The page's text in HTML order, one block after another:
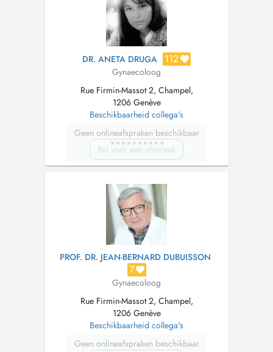
DR. ANETA DRUGA 112
Gynaecoloog
Rue Firmin-Massot 2, Champel,
1206 Genève
Beschikbaarheid collega's
Geen onlineafspraken beschikbaar
Bel voor een afspraak
PROF. DR. JEAN-BERNARD DUBUISSON
7
Gynaecoloog
Rue Firmin-Massot 2, Champel,
1206 Genève
Beschikbaarheid collega's
Geen onlineafspraken beschikbaar